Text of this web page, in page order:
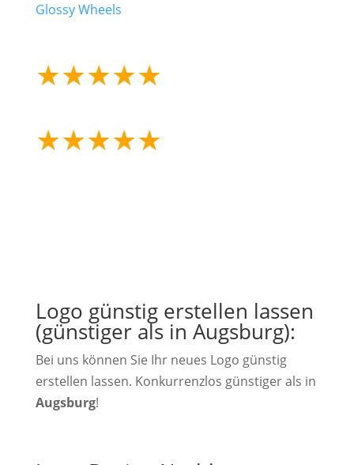
Glossy Wheels
★★★★★
★★★★★
Logo günstig erstellen lassen
(günstiger als in Augsburg):
Bei uns können Sie Ihr neues Logo günstig
erstellen lassen. Konkurrenzlos günstiger als in
Augsburg!